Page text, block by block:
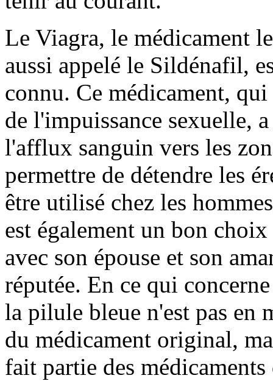
Le Viagra, le médicament
aussi appelé le Sildénafil,
connu. Ce médicament,
de l'impuissance sexuelle,
l'afflux sanguin vers les
permettre de détendre les
être utilisé chez les
est également un bon
avec son épouse et son
réputée. En ce qui
la pilule bleue n'est pas en
du médicament original,
fait partie des